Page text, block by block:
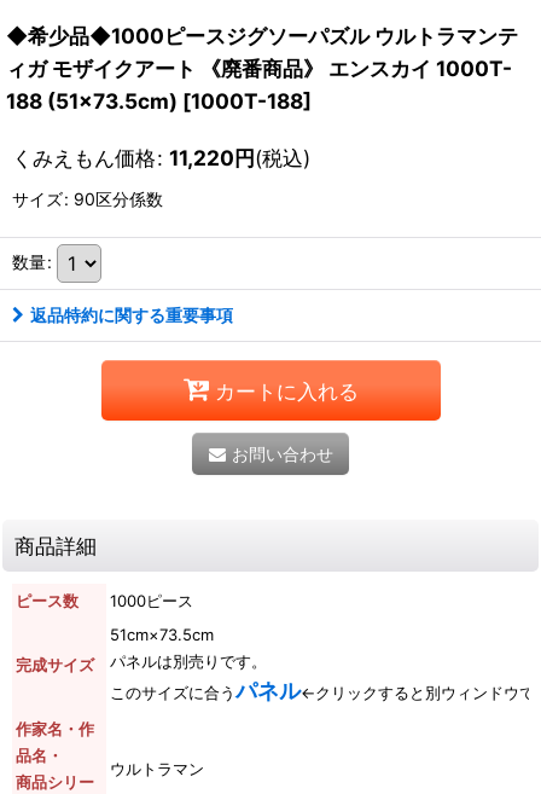
◆希少品◆1000ピースジグソーパズル ウルトラマンテ
ィガ モザイクアート 《廃番商品》 エンスカイ 1000T-
188 (51×73.5cm) [1000T-188]
くみえもん価格: 11,220円(税込)
サイズ: 90区分係数
数量:
返品特約に関する重要事項
カートに入れる
お問い合わせ
商品詳細
ピース数 1000ピース
完成サイズ
51cm×73.5cm
パネルは別売りです。
このサイズに合うパネル←クリックすると別ウィンドウで
作家名・作
品名・
商品シリー
ウルトラマン